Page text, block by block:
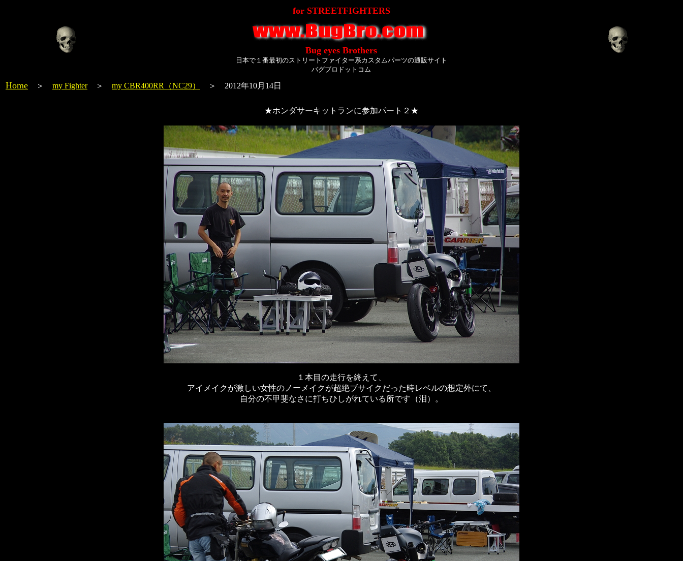
for STREETFIGHTERS
Bug eyes Brothers
日本で１番最初のストリートファイター系カスタムパーツの通販サイト
バグブロドットコム
Home ＞ my Fighter＞ my CBR400RR（NC29） ＞ 2012年10月14日
★ホンダサーキットランに参加パート２★
１本目の走行を終えて、
アイメイクが激しい女性のノーメイクが超絶ブサイクだった時レベルの想定外にて、
自分の不甲斐なさに打ちひしがれている所です（泪）。